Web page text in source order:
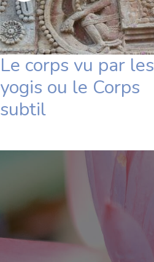
Le corps vu par les
yogis ou le Corps
subtil